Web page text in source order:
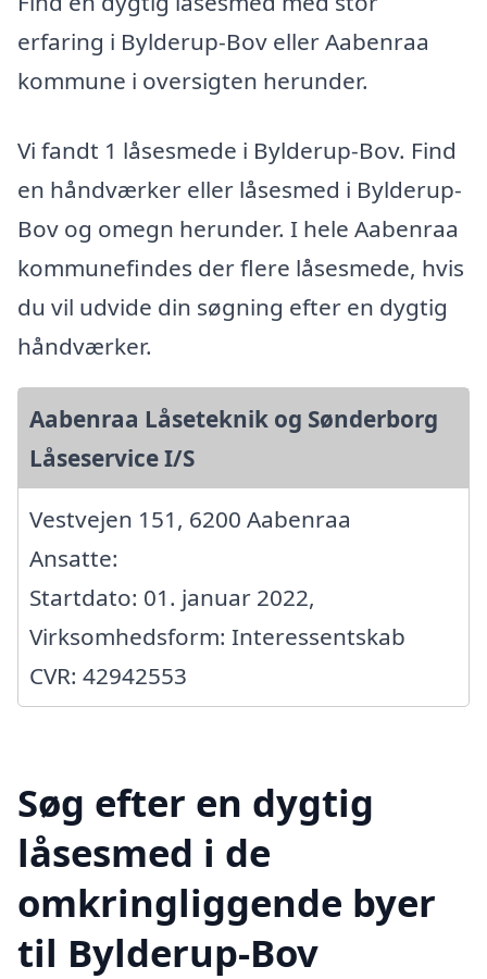
erfaring i Bylderup-Bov eller Aabenraa
kommune i oversigten herunder.
Vi fandt 1 låsesmede i Bylderup-Bov. Find
en håndværker eller låsesmed i Bylderup-
Bov og omegn herunder. I hele Aabenraa
kommunefindes der flere låsesmede, hvis
du vil udvide din søgning efter en dygtig
håndværker.
Aabenraa Låseteknik og Sønderborg
Låseservice I/S
Vestvejen 151, 6200 Aabenraa
Ansatte:
Startdato: 01. januar 2022,
Virksomhedsform: Interessentskab
CVR: 42942553
Søg efter en dygtig
låsesmed i de
omkringliggende byer
til Bylderup-Bov